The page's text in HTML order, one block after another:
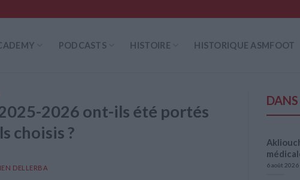
PODCASTS HISTOIRE HISTORIQUE ASMFOOT
2026 ont-ils été portés
choisis ?
DELLERBA 6 août 2026